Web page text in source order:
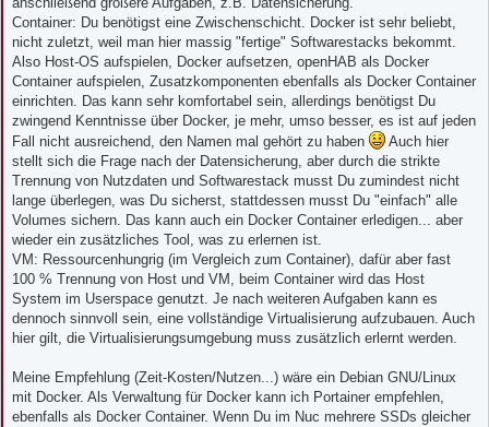
Container: Du benötigst eine Zwischenschicht. Docker ist sehr beliebt,
nicht zuletzt, weil man hier massig "fertige" Softwarestacks bekommt.
Also Host-OS aufspielen, Docker aufsetzen, openHAB als Docker
Container aufspielen, Zusatzkomponenten ebenfalls als Docker Container
einrichten. Das kann sehr komfortabel sein, allerdings benötigst Du
zwingend Kenntnisse über Docker, je mehr, umso besser, es ist auf jeden
Fall nicht ausreichend, den Namen mal gehört zu haben
Auch hier
stellt sich die Frage nach der Datensicherung, aber durch die strikte
Trennung von Nutzdaten und Softwarestack musst Du zumindest nicht
lange überlegen, was Du sicherst, stattdessen musst Du "einfach" alle
Volumes sichern. Das kann auch ein Docker Container erledigen... aber
wieder ein zusätzliches Tool, was zu erlernen ist.
VM: Ressourcenhungrig (im Vergleich zum Container), dafür aber fast
100 % Trennung von Host und VM, beim Container wird das Host
System im Userspace genutzt. Je nach weiteren Aufgaben kann es
dennoch sinnvoll sein, eine vollständige Virtualisierung aufzubauen. Auch
hier gilt, die Virtualisierungsumgebung muss zusätzlich erlernt werden.
Meine Empfehlung (Zeit-Kosten/Nutzen...) wäre ein Debian GNU/Linux
mit Docker. Als Verwaltung für Docker kann ich Portainer empfehlen,
ebenfalls als Docker Container. Wenn Du im Nuc mehrere SSDs gleicher